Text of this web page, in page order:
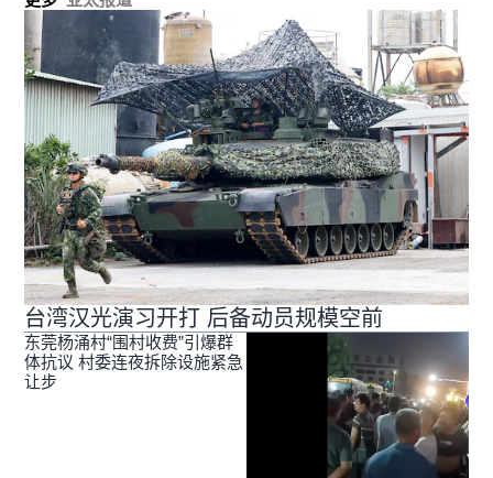
台湾汉光演习开打 后备动员规模空前
东莞杨涌村“围村收费”引爆群
体抗议 村委连夜拆除设施紧急
让步